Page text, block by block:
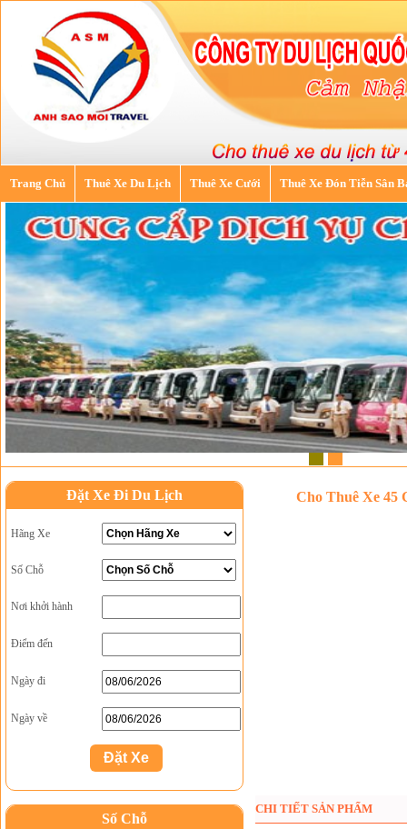
Trang Chủ Thuê Xe Du Lịch Thuê Xe Cưới Thuê Xe Đón Tiễn Sân
Đặt Xe Đi Du Lịch
Hãng Xe
Số Chỗ
Nơi khởi hành
Điểm đến
Ngày đi
Ngày về
Số Chỗ
Cho Thuê Xe 45
CHI TIẾT SẢN PHẨM